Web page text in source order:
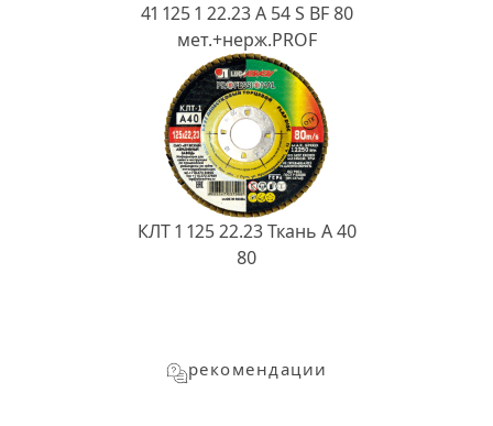
41 125 1 22.23 A 54 S BF 80
мет.+нерж.PROF
КЛТ 1 125 22.23 Ткань A 40
80
рекомендации